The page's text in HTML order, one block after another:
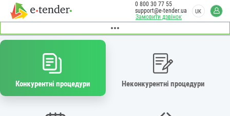
Замовити дзвінок
0 800 30 77 55
support@e-tender.ua
UK
Конкурентні процедури Неконкурентні процедури